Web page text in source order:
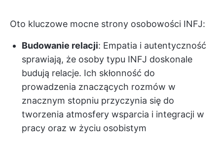
Oto kluczowe mocne strony osobowości INFJ:
Budowanie relacji: Empatia i autentyczność
sprawiają, że osoby typu INFJ doskonale
budują relacje. Ich skłonność do
prowadzenia znaczących rozmów w
znacznym stopniu przyczynia się do
tworzenia atmosfery wsparcia i integracji w
pracy oraz w życiu osobistym